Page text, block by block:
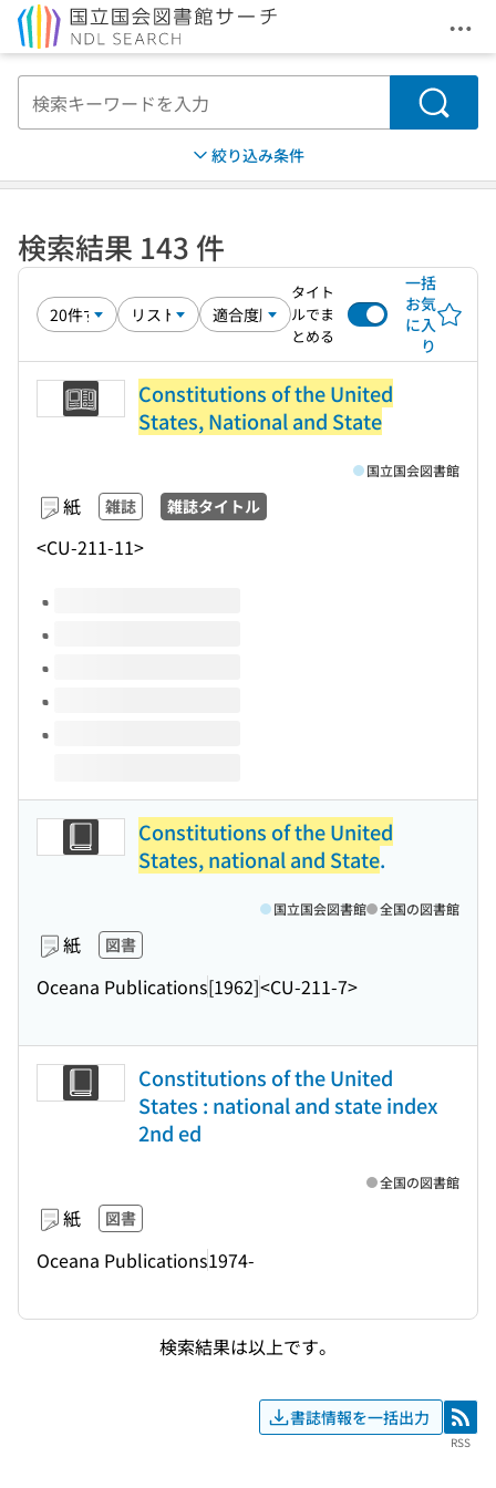
メ
検索
絞り込み条件
検索結果 143 件
タイト
ルでま
とめる
一括
お気
に入
り
Constitutions of the United
States, National and State
紙 雑誌 雑誌タイトル
<CU-211-11>
国立国会図書館
このタイトルの巻号
Constitutions of the United
States, national and State.
紙 図書
Oceana Publications[1962]<CU-211-7>
国立国会図書館 全国の図書館
Constitutions of the United
States : national and state index
2nd ed
紙 図書
Oceana Publications1974-
全国の図書館
検索結果は以上です。
書誌情報を一括出力 RSS
RSS